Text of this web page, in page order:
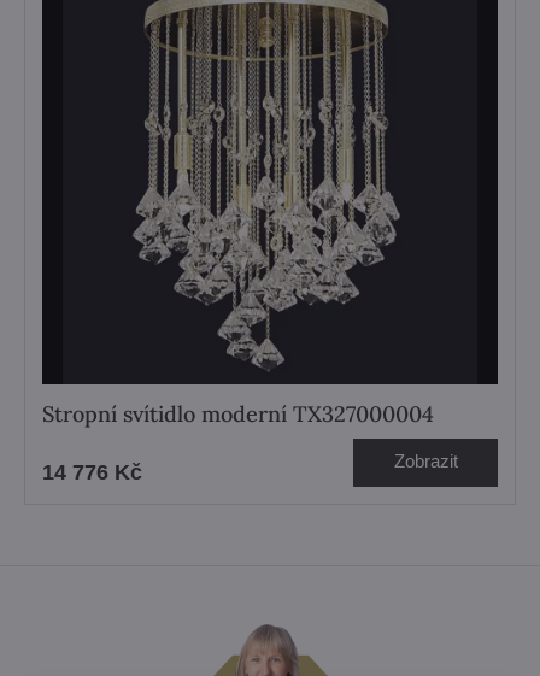
Stropní svítidlo moderní TX327000004
14 776 Kč Zobrazit